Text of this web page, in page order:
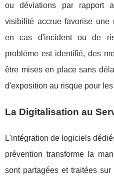
ou déviations par rapport
visibilité accrue favorise une
en cas d'incident ou de
problème est identifié, des
être mises en place sans
d'exposition au risque pour
La Digitalisation au
L'intégration de logiciels
prévention transforme la
sont partagées et traitées